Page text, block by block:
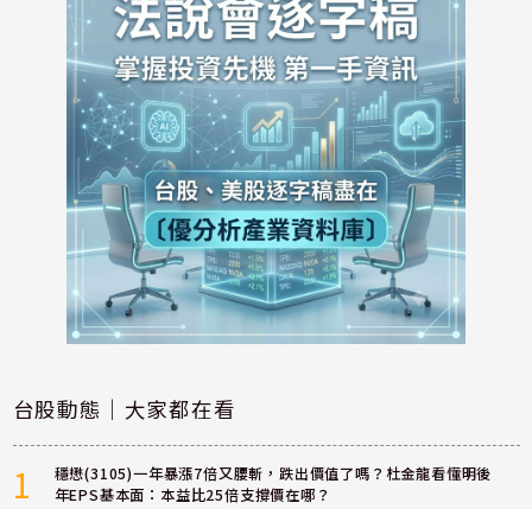
台股動態｜大家都在看
1
穩懋(3105)一年暴漲7倍又腰斬，跌出價值了嗎？杜金龍看懂明後
年EPS基本面：本益比25倍支撐價在哪？